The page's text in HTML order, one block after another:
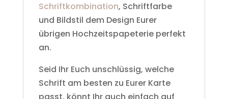
Schriftkombination, Schriftfarbe
und Bildstil dem Design Eurer
übrigen Hochzeitspapeterie perfekt
an.
Seid Ihr Euch unschlüssig, welche
Schrift am besten zu Eurer Karte